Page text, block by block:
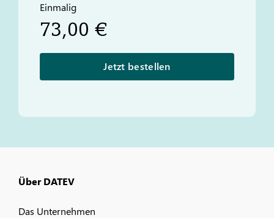
Einmalig
73,00 €
Jetzt bestellen
Über DATEV
Das Unternehmen